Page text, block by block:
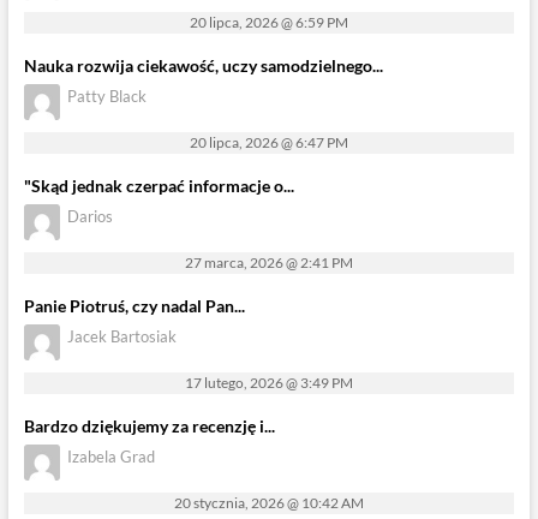
20 lipca, 2026 @ 6:59 PM
Nauka rozwija ciekawość, uczy samodzielnego...
Patty Black
20 lipca, 2026 @ 6:47 PM
"Skąd jednak czerpać informacje o...
Darios
27 marca, 2026 @ 2:41 PM
Panie Piotruś, czy nadal Pan...
Jacek Bartosiak
17 lutego, 2026 @ 3:49 PM
Bardzo dziękujemy za recenzję i...
Izabela Grad
20 stycznia, 2026 @ 10:42 AM